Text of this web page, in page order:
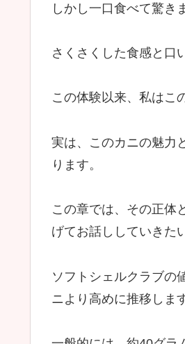
しかし一口食べて驚き
さくさくした食感と口
この体験以来、私はこ
実は、このカニの魅力
ります。
この章では、その正体
げてお話ししていきた
ソフトシェルクラブの
ニより高めに推移しま